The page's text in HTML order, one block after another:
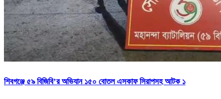
শিবগঞ্জে ৫৯ বিজিবি’র অভিযান ১৫০ বোতল এসকাফ সিরাপসহ আটক ১